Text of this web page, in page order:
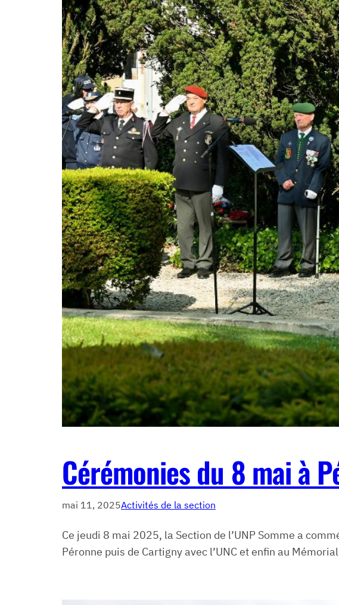
Cérémonies du 8 mai à
mai 11, 2025Activités de la section
Ce jeudi 8 mai 2025, la Section de l’UNP Somme a
Péronne puis de Cartigny avec l’UNC et enfin au